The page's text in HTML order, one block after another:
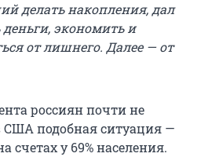
делать накопления, дал
деньги, экономить и
от лишнего. Далее — от
россиян почти не
подобная ситуация —
счетах у 69% населения.